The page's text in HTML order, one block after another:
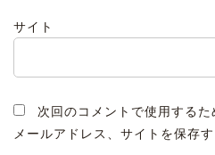
サイト
次回のコメントで使用するた
メールアドレス、サイトを保存す